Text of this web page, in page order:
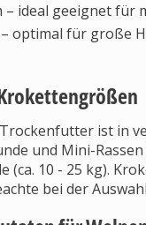
– ideal geeignet für
– optimal für große
ist in
und Mini-
(ca. 10 - 25 kg).
bei der